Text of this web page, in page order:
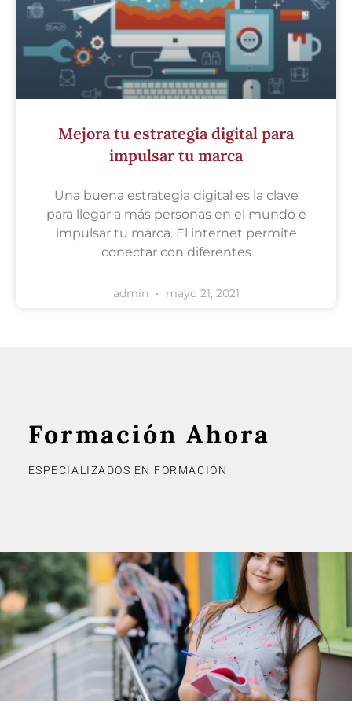
Mejora tu estrategia digital para
impulsar tu marca
Una buena estrategia digital es la clave
para llegar a más personas en el mundo e
impulsar tu marca. El internet permite
conectar con diferentes
admin mayo 21, 2021
Formación Ahora
ESPECIALIZADOS EN FORMACIÓN